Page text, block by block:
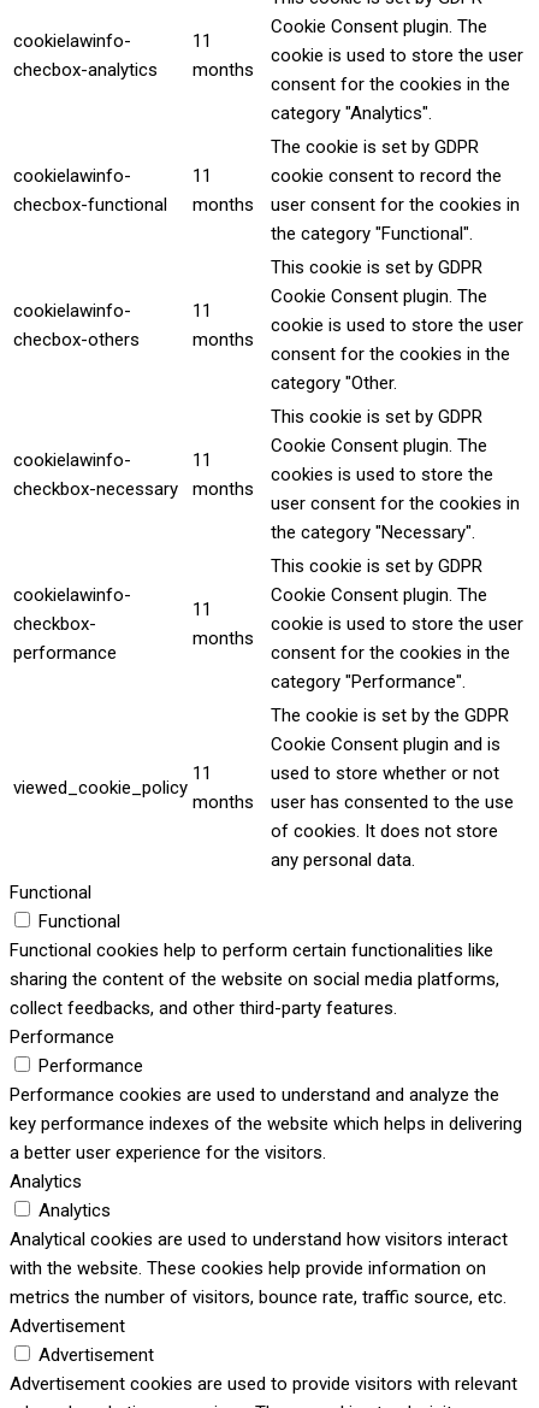
cookielawinfo-
checbox-analytics
11
months
Cookie Consent plugin. The
cookie is used to store the user
consent for the cookies in the
category "Analytics".
cookielawinfo-
checbox-functional
11
months
The cookie is set by GDPR
cookie consent to record the
user consent for the cookies in
the category "Functional".
cookielawinfo-
checbox-others
11
months
This cookie is set by GDPR
Cookie Consent plugin. The
cookie is used to store the user
consent for the cookies in the
category "Other.
cookielawinfo-
checkbox-necessary
11
months
This cookie is set by GDPR
Cookie Consent plugin. The
cookies is used to store the
user consent for the cookies in
the category "Necessary".
cookielawinfo-
checkbox-
performance
11
months
This cookie is set by GDPR
Cookie Consent plugin. The
cookie is used to store the user
consent for the cookies in the
category "Performance".
viewed_cookie_policy
11
months
The cookie is set by the GDPR
Cookie Consent plugin and is
used to store whether or not
user has consented to the use
of cookies. It does not store
any personal data.
Functional
Functional
Functional cookies help to perform certain functionalities like
sharing the content of the website on social media platforms,
collect feedbacks, and other third-party features.
Performance
Performance
Performance cookies are used to understand and analyze the
key performance indexes of the website which helps in delivering
a better user experience for the visitors.
Analytics
Analytics
Analytical cookies are used to understand how visitors interact
with the website. These cookies help provide information on
metrics the number of visitors, bounce rate, traffic source, etc.
Advertisement
Advertisement
Advertisement cookies are used to provide visitors with relevant